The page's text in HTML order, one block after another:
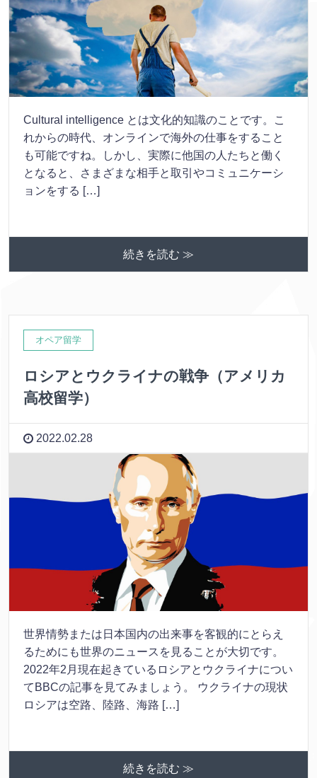
Cultural intelligence とは文化的知識のことです。こ
れからの時代、オンラインで海外の仕事をすること
も可能ですね。しかし、実際に他国の人たちと働く
となると、さまざまな相手と取引やコミュニケーシ
ョンをする […]
続きを読む ≫
オペア留学
ロシアとウクライナの戦争（アメリカ
高校留学）
2022.02.28
世界情勢または日本国内の出来事を客観的にとらえ
るためにも世界のニュースを見ることが大切です。
2022年2月現在起きているロシアとウクライナについ
てBBCの記事を見てみましょう。 ウクライナの現状
ロシアは空路、陸路、海路 […]
続きを読む ≫